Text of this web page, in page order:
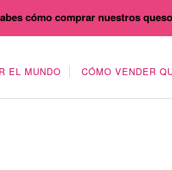
EL MUNDO CÓMO VENDER
cómo comprar nuestros